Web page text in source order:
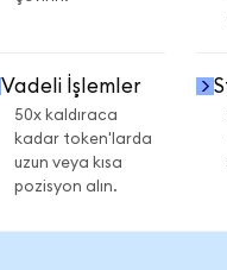
Vadeli İşlemler
50x kaldıraca
kadar token'larda
uzun veya kısa
pozisyon alın.